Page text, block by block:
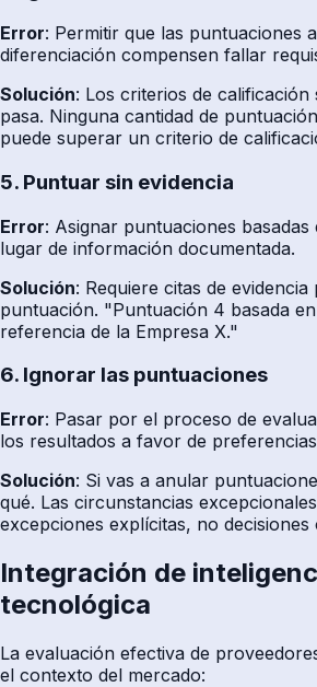
Error: Permitir que las puntuaciones
diferenciación compensen fallar
Solución: Los criterios de
pasa. Ninguna cantidad de
puede superar un criterio de
5. Puntuar sin evidencia
Error: Asignar puntuaciones
lugar de información documentada.
Solución: Requiere citas de evidencia
puntuación. "Puntuación 4 basada
referencia de la Empresa X."
6. Ignorar las puntuaciones
Error: Pasar por el proceso de
los resultados a favor de
Solución: Si vas a anular
qué. Las circunstancias
excepciones explícitas, no decisiones
Integración de
tecnológica
La evaluación efectiva de
el contexto del mercado: